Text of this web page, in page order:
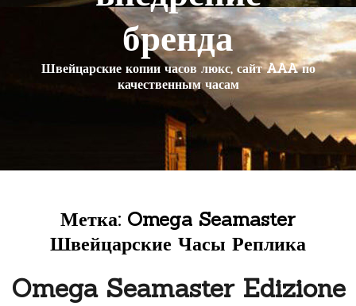
бренда
Швейцарские копии часов люкс, сайт AAA по
качественным часам
Метка: Omega Seamaster
Швейцарские Часы Реплика
Omega Seamaster Edizione